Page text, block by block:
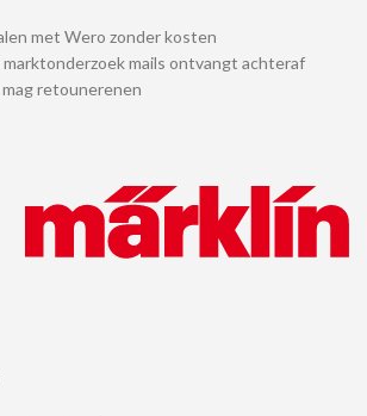
met Wero zonder kosten
mails ontvangt achteraf
retounerenen